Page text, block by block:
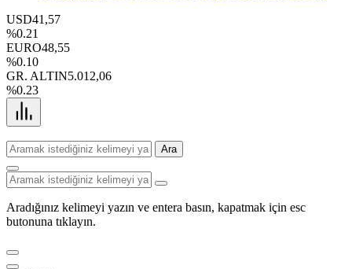
USD41,57
%0.21
EURO48,55
%0.10
GR. ALTIN5.012,06
%0.23
Ara
Aradığınız kelimeyi yazın ve entera basın, kapatmak için esc
butonuna tıklayın.